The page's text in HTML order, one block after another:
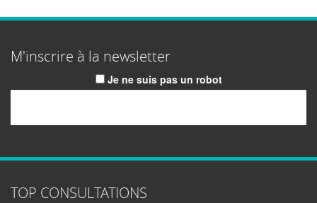
M'inscrire à la newsletter
Je ne suis pas un robot
TOP CONSULTATIONS